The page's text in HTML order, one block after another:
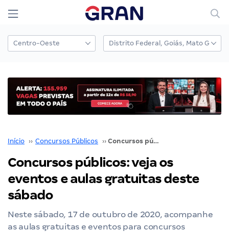
Início ›› Concursos Públicos ›› Concursos públicos: veja os eventos e aulas gratuitas deste sábado
Concursos públicos: veja os
eventos e aulas gratuitas deste
sábado
Neste sábado, 17 de outubro de 2020, acompanhe
as aulas gratuitas e eventos para concursos